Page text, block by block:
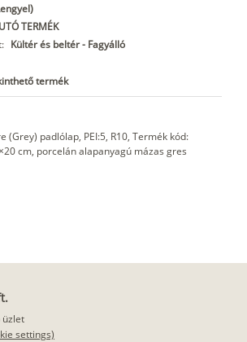
TERMÉK
Kültér és beltér - Fagyálló
termék
(Grey) padlólap, PEI:5, R10, Termék kód:
cm, porcelán alapanyagú mázas gres
üzlet
settings)